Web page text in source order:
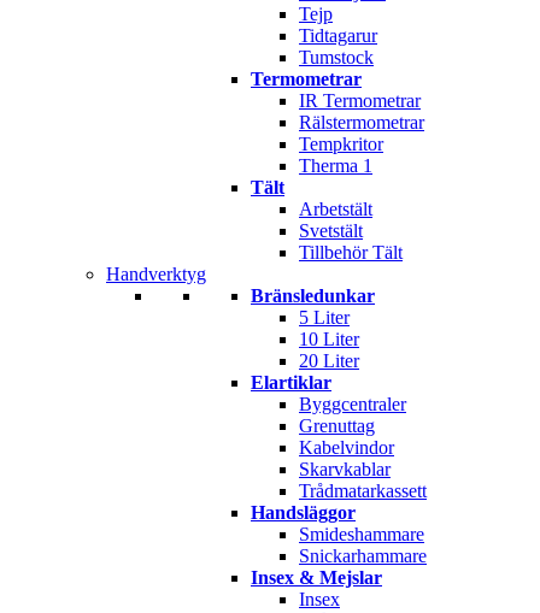
Tejp
Tidtagarur
Tumstock
Termometrar
IR Termometrar
Rälstermometrar
Tempkritor
Therma 1
Tält
Arbetstält
Svetstält
Tillbehör Tält
Handverktyg
Bränsledunkar
5 Liter
10 Liter
20 Liter
Elartiklar
Byggcentraler
Grenuttag
Kabelvindor
Skarvkablar
Trådmatarkassett
Handsläggor
Smideshammare
Snickarhammare
Insex & Mejslar
Insex